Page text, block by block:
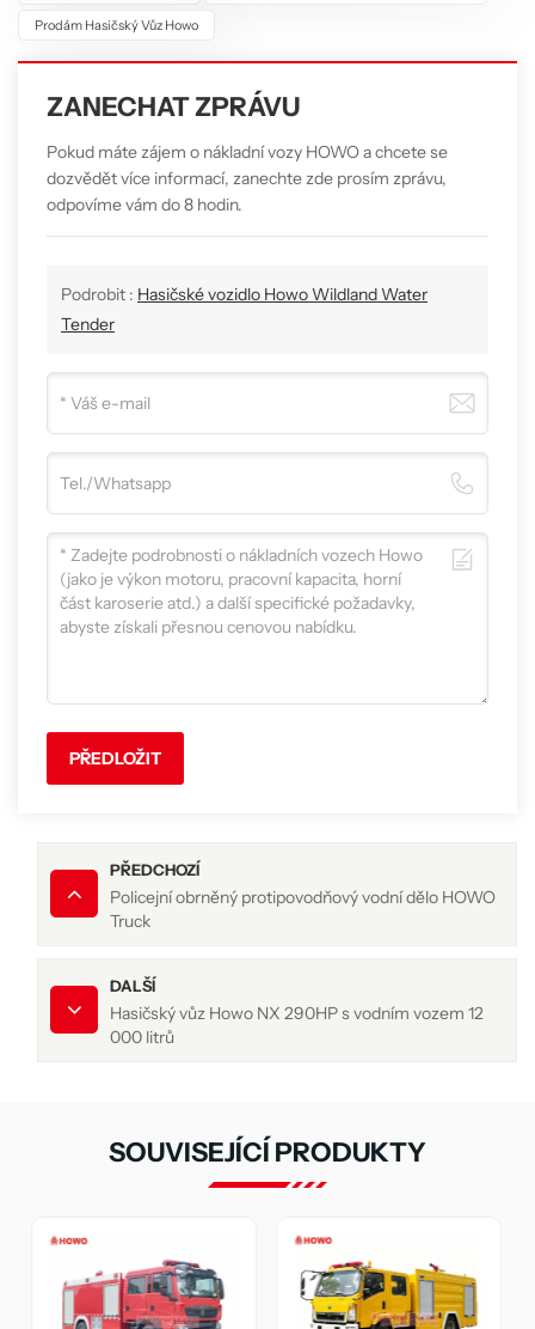
Prodám Hasičský Vůz Howo
ZANECHAT ZPRÁVU
Pokud máte zájem o nákladní vozy HOWO a chcete se
dozvědět více informací, zanechte zde prosím zprávu,
odpovíme vám do 8 hodin.
Podrobit : Hasičské vozidlo Howo Wildland Water
Tender
PŘEDLOŽIT
PŘEDCHOZÍ
Policejní obrněný protipovodňový vodní dělo HOWO
Truck
DALŠÍ
Hasičský vůz Howo NX 290HP s vodním vozem 12
000 litrů
SOUVISEJÍCÍ PRODUKTY